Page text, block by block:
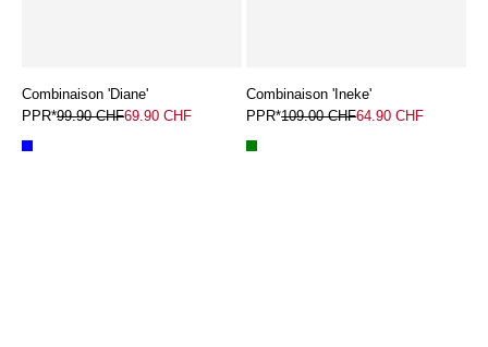
Combinaison 'Diane'
PPR*99.90 CHF69.90 CHF
Combinaison 'Ineke'
PPR*109.00 CHF64.90 CHF